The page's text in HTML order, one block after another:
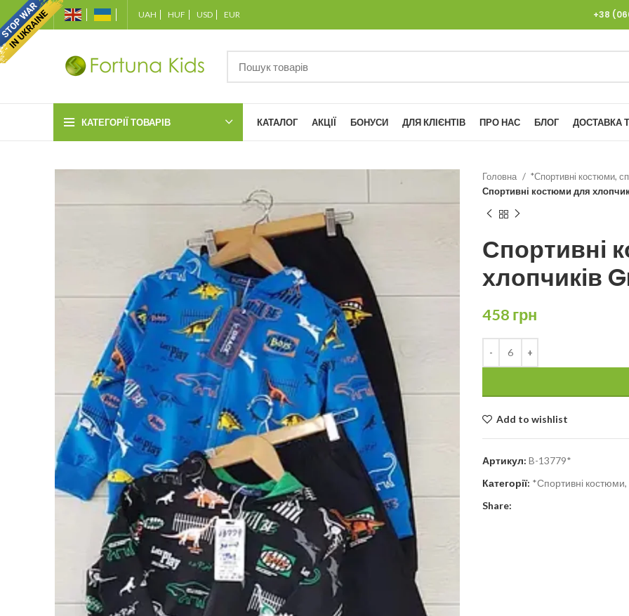
UAH HUF USD EUR +38
КАТЕГОРІЇ ТОВАРІВ КАТАЛОГ АКЦІЇ БОНУСИ ДЛЯ КЛІЄНТІВ ПРО НАС БЛОГ ДОСТАВКА
Головна
*Спортивні костюми,
Спортивні костюми для
Спортивні
хлопчиків
458 грн
Add to wishlist
Артикул: B-13779*
Категорії: *Спортивні костюми,
Share: